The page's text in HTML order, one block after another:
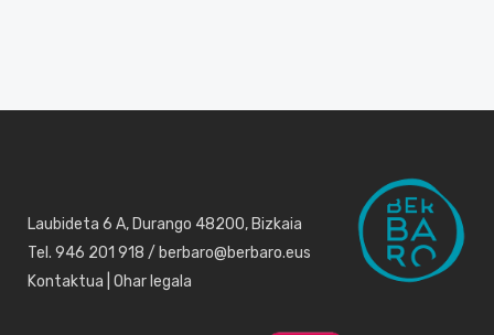
Laubideta 6 A, Durango 48200, Bizkaia
Tel. 946 201 918 / berbaro@berbaro.eus
Kontaktua Ohar legala